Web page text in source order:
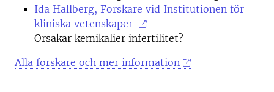
Ida Hallberg, Forskare vid Institutionen för
kliniska vetenskaper
Orsakar kemikalier infertilitet?
Alla forskare och mer information